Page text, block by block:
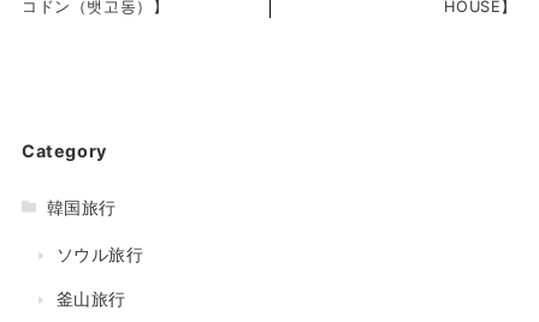
コドン（뱃고동）】
HOUSE】
Category
韓国旅行
ソウル旅行
釜山旅行